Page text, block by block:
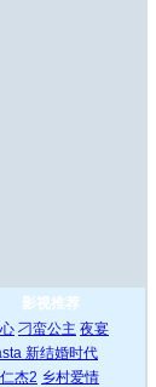
影视推荐
刁蛮公主 夜宴
新结婚时代
杰2 乡村爱情